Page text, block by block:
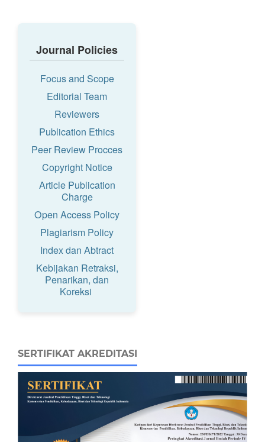
Journal Policies
Focus and Scope
Editorial Team
Reviewers
Publication Ethics
Peer Review Procces
Copyright Notice
Article Publication
Charge
Open Access Policy
Plagiarism Policy
Index dan Abtract
Kebijakan Retraksi,
Penarikan, dan
Koreksi
SERTIFIKAT AKREDITASI